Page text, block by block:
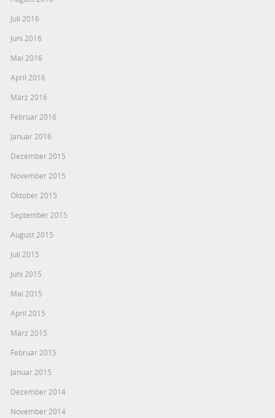
Juli 2016
Juni 2016
Mai 2016
April 2016
März 2016
Februar 2016
Januar 2016
Dezember 2015
November 2015
Oktober 2015
September 2015
August 2015
Juli 2015
Juni 2015
Mai 2015
April 2015
März 2015
Februar 2015
Januar 2015
Dezember 2014
November 2014